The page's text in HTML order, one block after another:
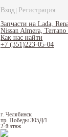
Вход Регистрация
Запчасти на Lada,
Nissan Almera,
Как нас найти
+7 (351)223-05-04
г. Челябинск
пр. Победы 305Д/1
2-й этаж